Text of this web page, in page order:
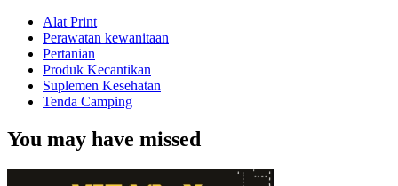
Alat Print
Perawatan kewanitaan
Pertanian
Produk Kecantikan
Suplemen Kesehatan
Tenda Camping
You may have missed